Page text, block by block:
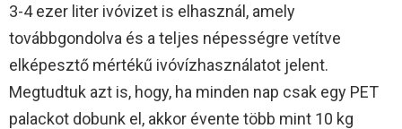
3-4 ezer liter ivóvizet is elhasznál, amely
továbbgondolva és a teljes népességre vetítve
elképesztő mértékű ivóvízhasználatot jelent.
Megtudtuk azt is, hogy, ha minden nap csak egy PET
palackot dobunk el, akkor évente több mint 10 kg